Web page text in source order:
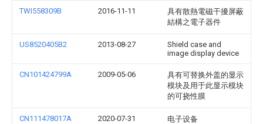
TWI558309B 2016-11-11
具有散熱電磁干擾屏蔽
結構之電子器件
US8520405B2 2013-08-27
Shield case and
image display device
CN101424799A 2009-05-06
具有可替换外盖的显示
模块及用于此显示模块
的可挠性膜
CN111478017A 2020-07-31 电子设备